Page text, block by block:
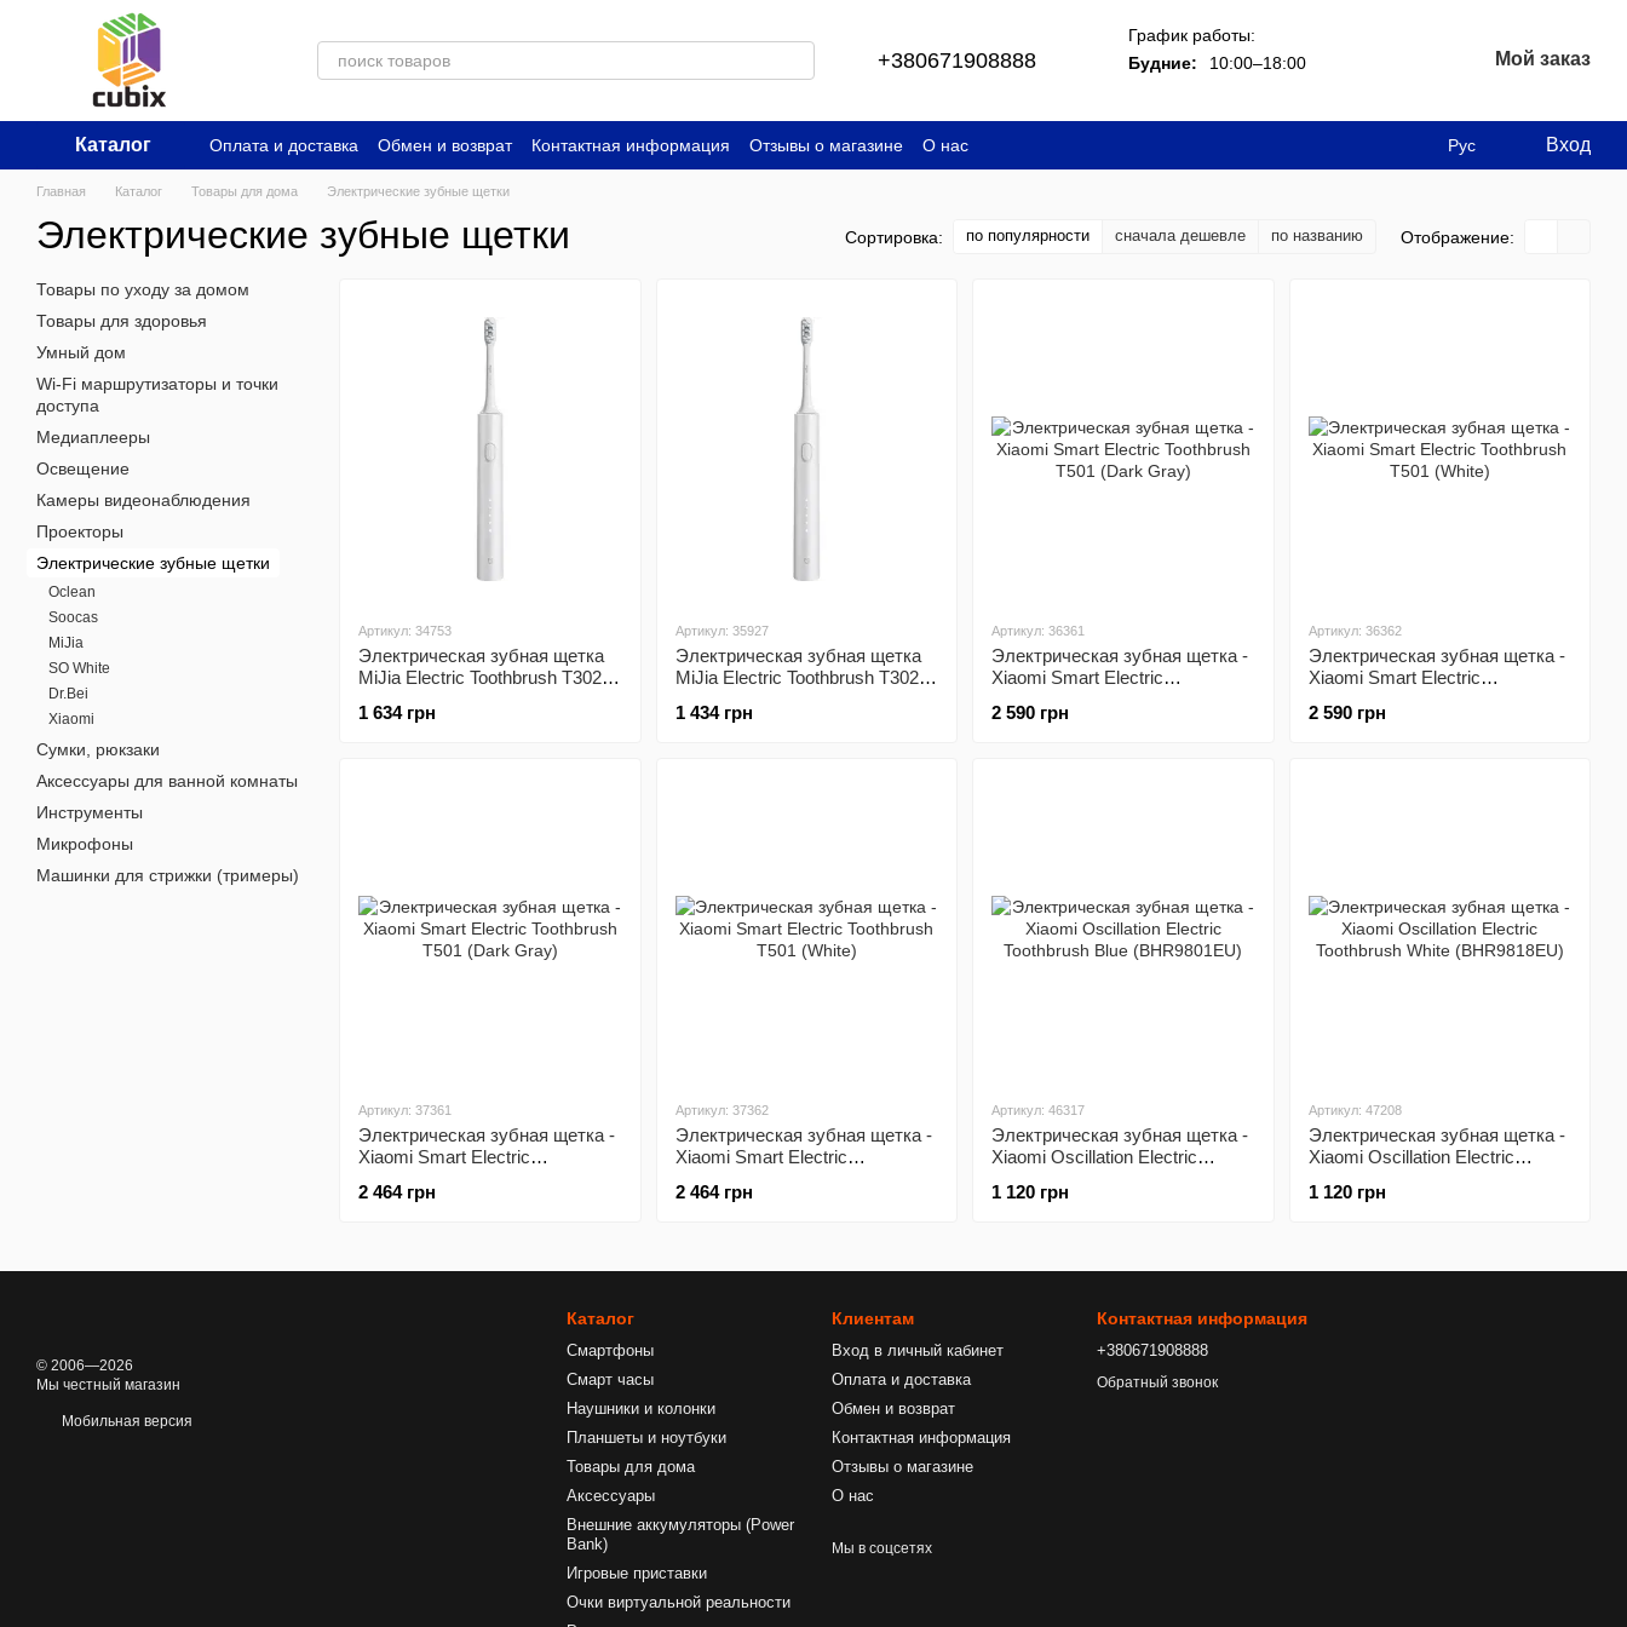
Перейти к основному контенту
+380671908888
График работы:
Будние:
10:00–18:00 Мой заказ
Каталог Оплата и доставка Обмен и возврат Контактная информация Отзывы о магазине О нас Рус Вход
Главная Каталог Товары для дома Электрические зубные щетки
Электрические зубные щетки Сортировка: по популярности сначала дешевле по названию Отображение:
Артикул: 34753
Электрическая зубная щетка
MiJia Electric Toothbrush T302
1 634 грн
Артикул: 35927
Электрическая зубная щетка
MiJia Electric Toothbrush T302
1 434 грн
Артикул: 36361
Электрическая зубная щетка -
Xiaomi Smart Electric
2 590 грн
Артикул: 36362
Электрическая зубная щетка -
Xiaomi Smart Electric
2 590 грн
Артикул: 37361
Электрическая зубная щетка -
Xiaomi Smart Electric
2 464 грн
Артикул: 37362
Электрическая зубная щетка -
Xiaomi Smart Electric
2 464 грн
Артикул: 46317
Электрическая зубная щетка -
Xiaomi Oscillation Electric
1 120 грн
Артикул: 47208
Электрическая зубная щетка -
Xiaomi Oscillation Electric
1 120 грн
Товары по уходу за домом
Товары для здоровья
Умный дом
Wi-Fi маршрутизаторы и точки
доступа
Медиаплееры
Освещение
Камеры видеонаблюдения
Проекторы
Электрические зубные щетки
Oclean
Soocas
MiJia
SO White
Dr.Bei
Xiaomi
Сумки, рюкзаки
Аксессуары для ванной комнаты
Инструменты
Микрофоны
Машинки для стрижки (тримеры)
© 2006—2026
Мы честный магазин
Мобильная версия
Каталог
Смартфоны
Смарт часы
Наушники и колонки
Планшеты и ноутбуки
Товары для дома
Аксессуары
Внешние аккумуляторы (Power
Bank)
Игровые приставки
Очки виртуальной реальности
Клиентам
Вход в личный кабинет
Оплата и доставка
Обмен и возврат
Контактная информация
Отзывы о магазине
О нас
Мы в соцсетях
Контактная информация
+380671908888
Обратный звонок